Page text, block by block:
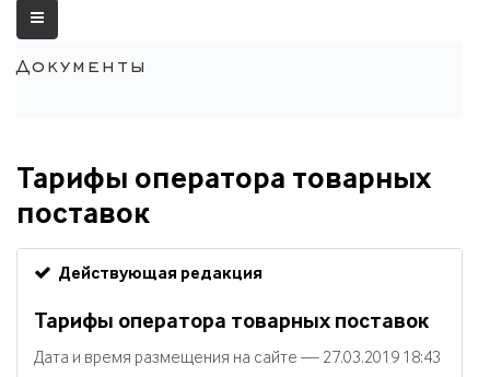
Документы
Тарифы оператора товарных
поставок
Действующая редакция
Тарифы оператора товарных поставок
Дата и время размещения на сайте — 27.03.2019 18:43